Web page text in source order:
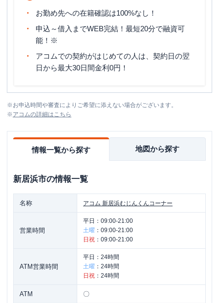
お勤め先への在籍確認は100%なし！
申込～借入までWEB完結！最短20分で融資可
能！※
アコムでの契約がはじめての人は、契約日の翌
日から最大30日間金利0円！
※お申込時間や審査によりご希望に添えない場合がございます。
※アコムの詳細はこちら
情報一覧から探す 地図から探す
新居浜市の情報一覧
名称 アコム 新居浜むじんくんコーナー
営業時間
平日： 09:00-21:00
土曜 ： 09:00-21:00
日祝 ： 09:00-21:00
ATM営業時間
平日： 24時間
土曜 ： 24時間
日祝 ： 24時間
ATM 〇